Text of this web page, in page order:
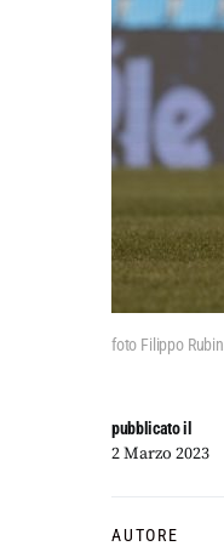
foto Filippo Rubin
pubblicato il
2 Marzo 2023
AUTORE